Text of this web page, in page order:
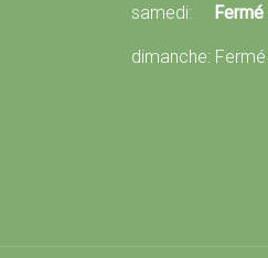
samedi:
dimanche: Fermé